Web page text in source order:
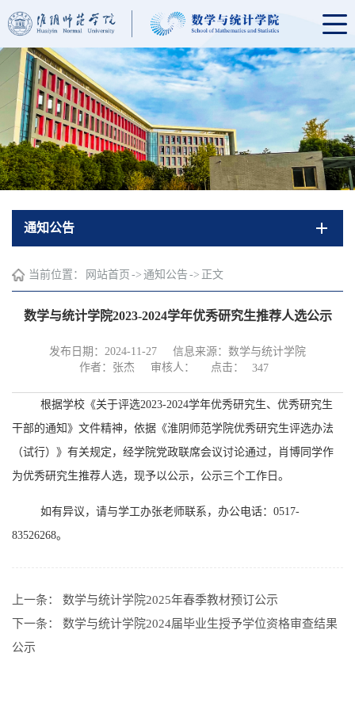
通知公告
当前位置： 网站首页 -> 通知公告 -> 正文
数学与统计学院2023-2024学年优秀研究生推荐人选公示
发布日期：2024-11-27
信息来源：数学与统计学院
作者：张杰
审核人： 点击： 347
根据学校《关于评选2023-2024学年优秀研究生、优秀研究生
干部的通知》文件精神，依据《淮阴师范学院优秀研究生评选办法
（试行）》有关规定，经学院党政联席会议讨论通过，肖博同学作
为优秀研究生推荐人选，现予以公示，公示三个工作日。
如有异议，请与学工办张老师联系，办公电话：0517-
83526268。
上一条： 数学与统计学院2025年春季教材预订公示
下一条： 数学与统计学院2024届毕业生授予学位资格审查结果
公示